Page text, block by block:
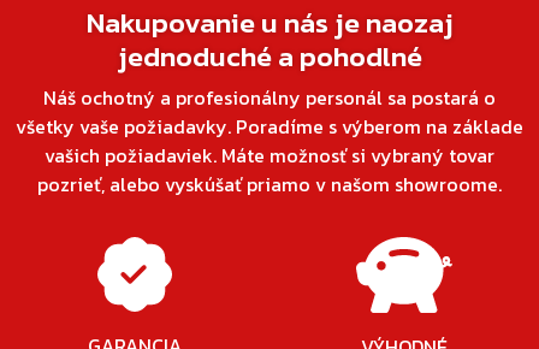
Nakupovanie u nás je naozaj
jednoduché a pohodlné
Náš ochotný a profesionálny personál sa postará o
všetky vaše požiadavky. Poradíme s výberom na základe
vašich požiadaviek. Máte možnosť si vybraný tovar
pozrieť, alebo vyskúšať priamo v našom showroome.